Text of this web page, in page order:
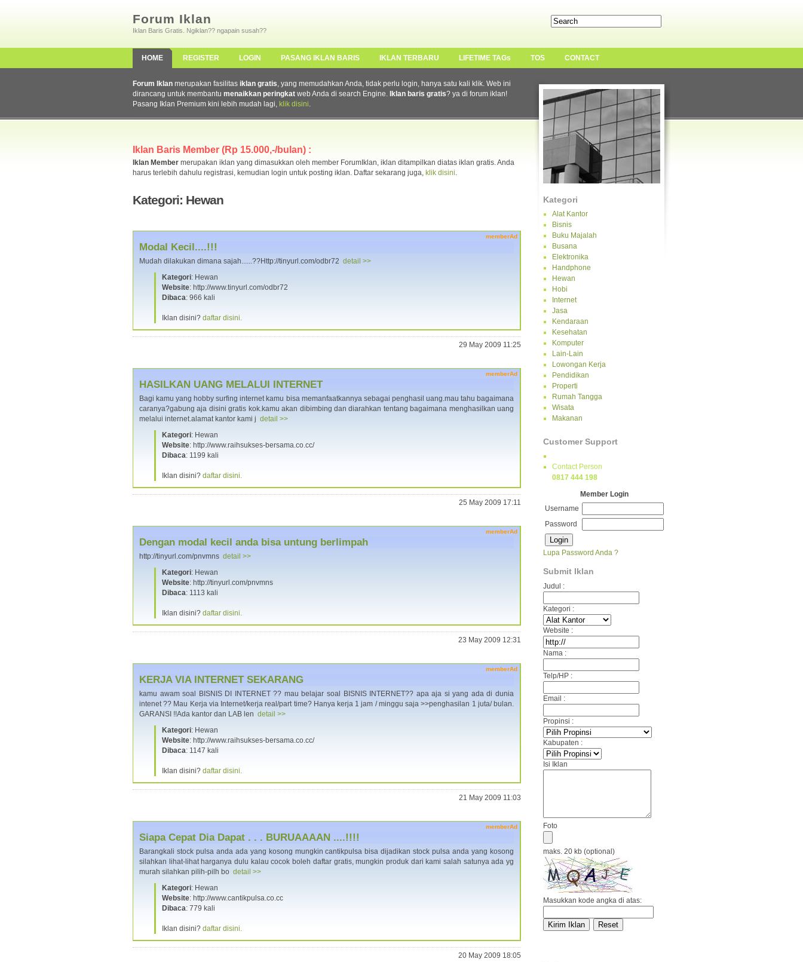
Forum Iklan
Iklan Baris Gratis. Ngiklan?? ngapain susah??
HOME REGISTER LOGIN PASANG IKLAN BARIS IKLAN TERBARU LIFETIME TAGs TOS CONTACT
Kategori
Alat Kantor
Bisnis
Buku Majalah
Busana
Elektronika
Handphone
Hewan
Hobi
Internet
Jasa
Kendaraan
Kesehatan
Komputer
Lain-Lain
Lowongan Kerja
Pendidikan
Properti
Rumah Tangga
Wisata
Makanan
Customer Support
Contact Person
0817 444 198
Member Login
Username
Password
Lupa Password Anda ?
Submit Iklan
Judul :
Kategori :
Website :
Nama :
Telp/HP :
Email :
Propinsi :
Kabupaten :
Isi Iklan
Foto
maks. 20 kb (optional)
Masukkan kode angka di atas:
Forum Iklan merupakan fasilitas iklan gratis, yang memudahkan Anda, tidak perlu login, hanya satu kali klik. Web ini
dirancang untuk membantu menaikkan peringkat web Anda di search Engine. Iklan baris gratis? ya di forum iklan!
Pasang Iklan Premium kini lebih mudah lagi, klik disini.
Iklan Baris Member (Rp 15.000,-/bulan) :
Iklan Member merupakan iklan yang dimasukkan oleh member ForumIklan, iklan ditampilkan diatas iklan gratis. Anda
harus terlebih dahulu registrasi, kemudian login untuk posting iklan. Daftar sekarang juga, klik disini.
Kategori: Hewan
memberAd
Modal Kecil....!!!
Mudah dilakukan dimana sajah......??Http://tinyurl.com/odbr72 detail >>
Kategori: Hewan
Website: http://www.tinyurl.com/odbr72
Dibaca: 966 kali
Iklan disini? daftar disini.
29 May 2009 11:25
memberAd
HASILKAN UANG MELALUI INTERNET
Bagi kamu yang hobby surfing internet kamu bisa memanfaatkannya sebagai penghasil uang.mau tahu bagaimana
caranya?gabung aja disini gratis kok.kamu akan dibimbing dan diarahkan tentang bagaimana menghasilkan uang
melalui internet.alamat kantor kami j detail >>
Kategori: Hewan
Website: http://www.raihsukses-bersama.co.cc/
Dibaca: 1199 kali
Iklan disini? daftar disini.
25 May 2009 17:11
memberAd
Dengan modal kecil anda bisa untung berlimpah
http://tinyurl.com/pnvmns detail >>
Kategori: Hewan
Website: http://tinyurl.com/pnvmns
Dibaca: 1113 kali
Iklan disini? daftar disini.
23 May 2009 12:31
memberAd
KERJA VIA INTERNET SEKARANG
kamu awam soal BISNIS DI INTERNET ?? mau belajar soal BISNIS INTERNET?? apa aja si yang ada di dunia
intenet ?? Mau Kerja via Internet/kerja real/part time? Hanya kerja 1 jam / minggu saja >>penghasilan 1 juta/ bulan.
GARANSI !!Ada kantor dan LAB len detail >>
Kategori: Hewan
Website: http://www.raihsukses-bersama.co.cc/
Dibaca: 1147 kali
Iklan disini? daftar disini.
21 May 2009 11:03
memberAd
Siapa Cepat Dia Dapat . . . BURUAAAAN ....!!!!
Barangkali stock pulsa anda ada yang kosong mungkin cantikpulsa bisa dijadikan stock pulsa anda yang kosong
silahkan lihat-lihat harganya dulu kalau cocok boleh daftar gratis, mungkin produk dari kami salah satunya ada yg
murah silahkan pilih-pilh bo detail >>
Kategori: Hewan
Website: http://www.cantikpulsa.co.cc
Dibaca: 779 kali
Iklan disini? daftar disini.
20 May 2009 18:05